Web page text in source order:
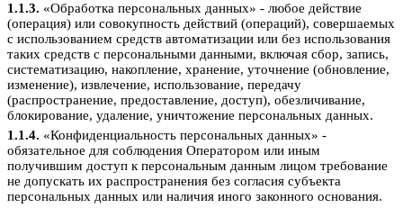
1.1.3. «Обработка персональных данных» - любое действие
(операция) или совокупность действий (операций), совершаемых
с использованием средств автоматизации или без использования
таких средств с персональными данными, включая сбор, запись,
систематизацию, накопление, хранение, уточнение (обновление,
изменение), извлечение, использование, передачу
(распространение, предоставление, доступ), обезличивание,
блокирование, удаление, уничтожение персональных данных.
1.1.4. «Конфиденциальность персональных данных» -
обязательное для соблюдения Оператором или иным
получившим доступ к персональным данным лицом требование
не допускать их распространения без согласия субъекта
персональных данных или наличия иного законного основания.